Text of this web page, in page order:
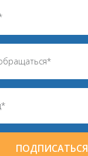
ПОДПИСАТЬСЯ